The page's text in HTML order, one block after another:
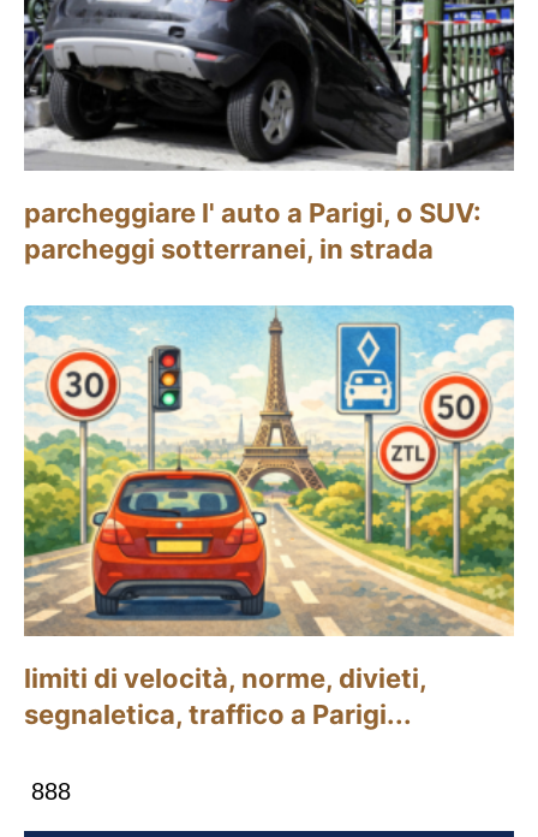
parcheggiare l' auto a Parigi, o SUV:
parcheggi sotterranei, in strada
limiti di velocità, norme, divieti,
segnaletica, traffico a Parigi...
888